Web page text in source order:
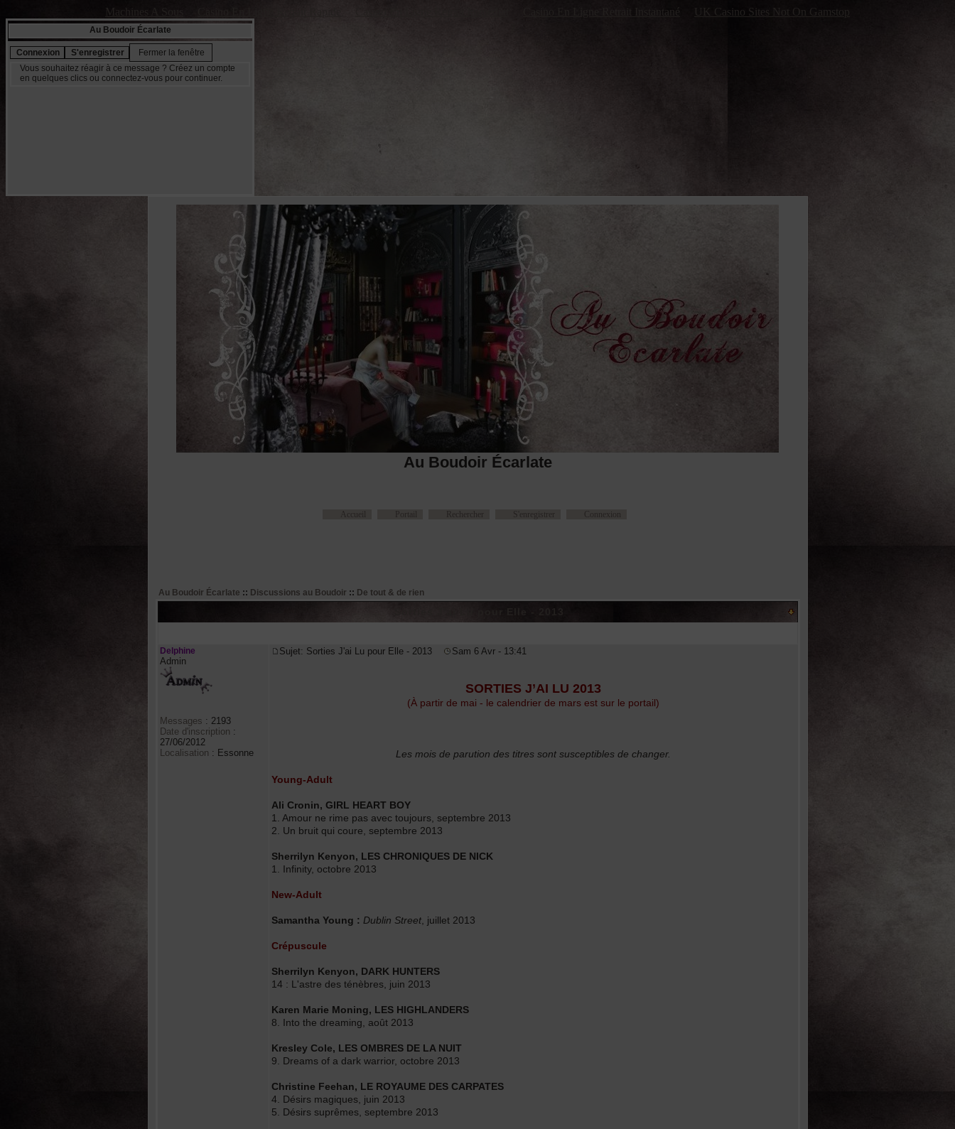
Machines A Sous Casino En Ligne Retrait Instantané UK Casino Sites Not On Gamstop
Au Boudoir Écarlate
Vous souhaitez réagir à ce message ? Créez un compte
en quelques clics ou connectez-vous pour continuer.
Au Boudoir Écarlate
Accueil Portail Rechercher S'enregistrer Connexion
Au Boudoir Écarlate :: Discussions au Boudoir :: De tout & de rien
Delphine
Admin
Messages : 2193
Date d'inscription :
27/06/2012
Localisation : Essonne
Sujet: Sorties J'ai Lu pour Elle - 2013 Sam 6 Avr - 13:41
SORTIES J’AI LU 2013
(À partir de mai - le calendrier de mars est sur le portail)
Les mois de parution des titres sont susceptibles de changer.
Young-Adult
Ali Cronin, GIRL HEART BOY
1. Amour ne rime pas avec toujours, septembre 2013
2. Un bruit qui coure, septembre 2013
Sherrilyn Kenyon, LES CHRONIQUES DE NICK
1. Infinity, octobre 2013
New-Adult
Samantha Young : Dublin Street, juillet 2013
Crépuscule
Sherrilyn Kenyon, DARK HUNTERS
14 : L'astre des ténèbres, juin 2013
Karen Marie Moning, LES HIGHLANDERS
8. Into the dreaming, août 2013
Kresley Cole, LES OMBRES DE LA NUIT
9. Dreams of a dark warrior, octobre 2013
Christine Feehan, LE ROYAUME DES CARPATES
4. Désirs magiques, juin 2013
5. Désirs suprêmes, septembre 2013